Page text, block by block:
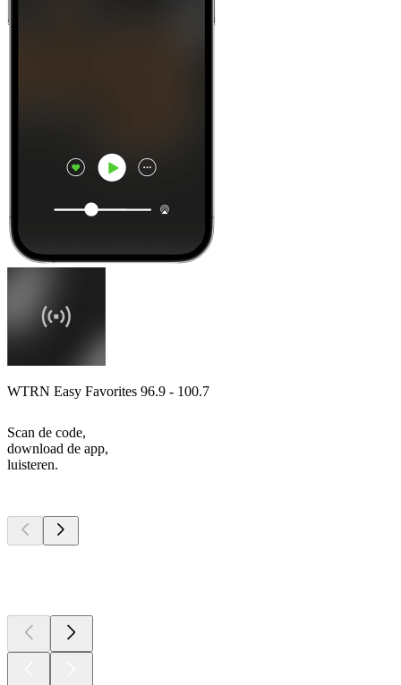
WTRN Easy Favorites 96.9 - 100.7
Scan de code,
download de app,
luisteren.